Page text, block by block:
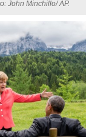
John Minchillo/ AP.